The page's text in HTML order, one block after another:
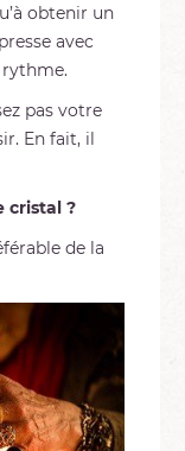
obtenir un
avec
pas votre
En fait, il
cristal ?
de la